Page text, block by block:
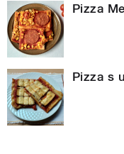
Pizza
Pizza s